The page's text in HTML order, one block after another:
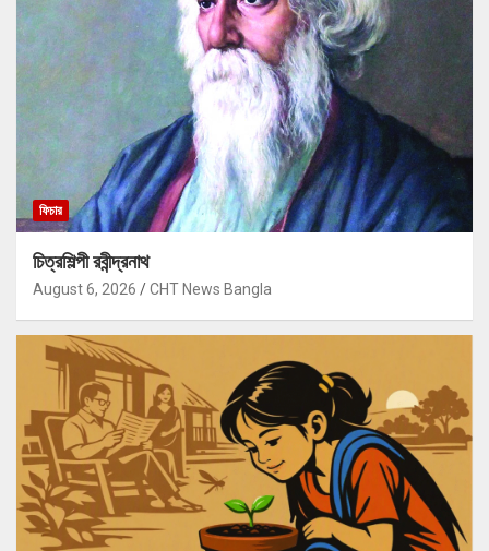
ফিচার
চিত্রশিল্পী রবীন্দ্রনাথ
August 6, 2026 CHT News Bangla